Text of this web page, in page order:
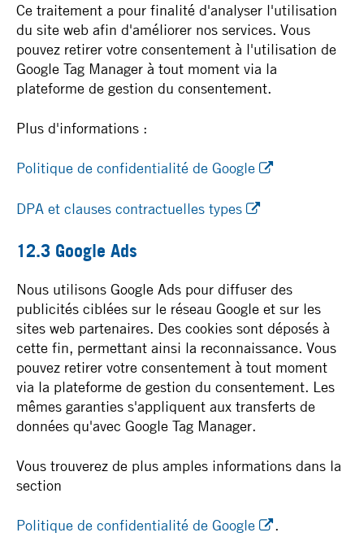
Ce traitement a pour finalité d'analyser l'utilisation
du site web afin d'améliorer nos services. Vous
pouvez retirer votre consentement à l'utilisation de
Google Tag Manager à tout moment via la
plateforme de gestion du consentement.
Plus d'informations :
Politique de confidentialité de Google
DPA et clauses contractuelles types
12.3 Google Ads
Nous utilisons Google Ads pour diffuser des
publicités ciblées sur le réseau Google et sur les
sites web partenaires. Des cookies sont déposés à
cette fin, permettant ainsi la reconnaissance. Vous
pouvez retirer votre consentement à tout moment
via la plateforme de gestion du consentement. Les
mêmes garanties s'appliquent aux transferts de
données qu'avec Google Tag Manager.
Vous trouverez de plus amples informations dans la
section
Politique de confidentialité de Google .